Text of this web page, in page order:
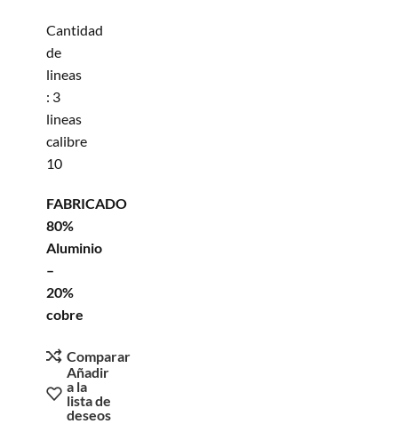
Cantidad
de
lineas
: 3
lineas
calibre
10
FABRICADO
80%
Aluminio
–
20%
cobre
Comparar
Añadir
a la
lista de
deseos